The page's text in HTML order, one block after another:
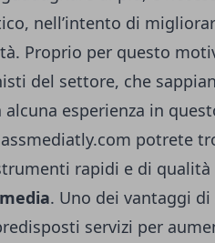
nell’intento di
Proprio per questo
del settore, che
alcuna esperienza in
potrete
rapidi e di
. Uno dei vantaggi
servizi per